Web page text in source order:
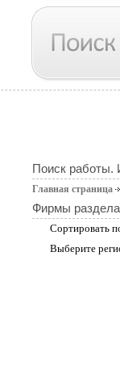
Поиск работы.
Главная страница
Фирмы раздела
Сортировать
Выберите